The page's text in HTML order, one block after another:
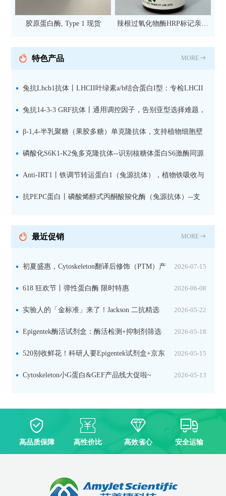
胶原蛋白酶, Type 1 现货
辣根过氧化物酶HRP标记亲和
抗 现货
特色产品 MORE
兔抗Lhcb1抗体丨LHCII叶绿素a/b结合蛋白I型：专检LHCII
中含量丰富的捕光蛋白
兔抗14-3-3 GRF抗体丨通用调控因子，告别亚型选择难题，
全面捕获植物信号转导枢纽蛋白
β-1,4-半乳聚糖（果胶多糖）单克隆抗体，支持植物细胞壁
果胶多糖精细结构解析
磷酸化S6K1-K2兔多克隆抗体--识别核糖体蛋白S6激酶同源
蛋白1-2的激活状态
Anti-IRT1丨铁调节转运蛋白1（兔源抗体），植物铁吸收与
微量元素代谢研究的关键工具
抗PEPC蛋白丨磷酸烯醇式丙酮酸羧化酶（兔源抗体）--支
最近促销 MORE
2026-07-15
初夏盛惠，Cytoskeleton翻译后修饰（PTM）产
品线放价啦！ 2026-06-08
618 狂欢节丨弹性蛋白酶 限时特惠
2026-05-22
实验人的「金标准」来了！Jackson 二抗精选
限时一口价，手慢无！ 2026-05-18
Epigentek酶活试剂盒：酶活检测+抑制剂筛选
双赋能，下单即赠京东卡 2026-05-15
520别收鲜花！科研人要Epigentek试剂盒+京东
卡！ 2026-05-13
Cytoskeleton小G蛋白&GEF产品线大促啦~
高品质保障 高性价比 高效省心 安全运输